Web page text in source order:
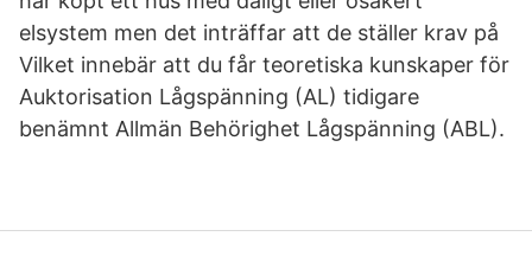
elsystem men det inträffar att de ställer krav på
Vilket innebär att du får teoretiska kunskaper för
Auktorisation Lågspänning (AL) tidigare
benämnt Allmän Behörighet Lågspänning (ABL).